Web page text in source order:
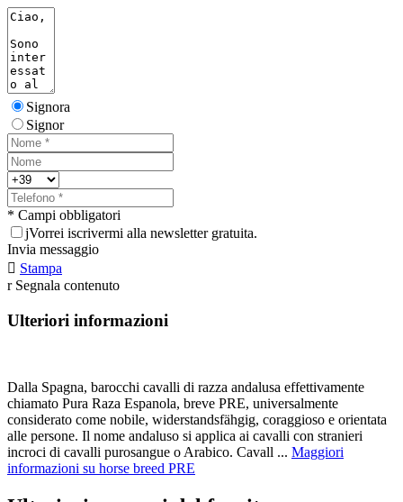
Signora
Signor
* Campi obbligatori
jVorrei iscrivermi alla newsletter gratuita.
Invia messaggio
 Stampa
r Segnala contenuto
Ulteriori informazioni
Dalla Spagna, barocchi cavalli di razza andalusa effettivamente
chiamato Pura Raza Espanola, breve PRE, universalmente
considerato come nobile, widerstandsfähgig, coraggioso e orientata
alle persone. Il nome andaluso si applica ai cavalli con stranieri
incroci di cavalli purosangue o Arabico. Cavall ... Maggiori
informazioni su horse breed PRE